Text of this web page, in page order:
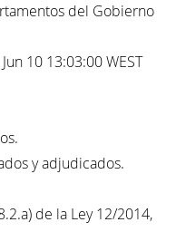
del Gobierno
10 13:03:00 WEST
y adjudicados.
de la Ley 12/2014,